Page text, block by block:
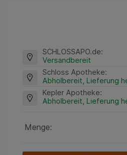
SCHLOSSAPO.de:
Versandbereit
Schloss Apotheke:
Abholbereit, Lieferung
Kepler Apotheke:
Abholbereit, Lieferung
Menge: